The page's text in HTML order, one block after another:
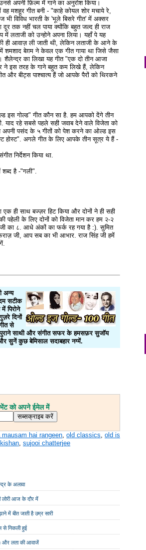
अपनी फ़िल्म में गाने का अनुरोश किया।
मशहूर गीत बनी - "काहे कोयल शोर मचाये रे,
विविध भारती के 'भूले बिसरे गीत' में अक्सर
तक नहीं चल पाया क्योंकि बहुत जल्द ही राज
लताजी को उन्होने अपना लिया। यहाँ पे यह
ही आवाज़ ली जाती थी, लेकिन लताजी के आने के
में शमशाद बेग़म ने केवल एक गीत गाया था जिसे जैसा
शैलेन्द्र का लिखा यह गीत "एक दो तीन आजा
ने इस तरह के गाने बहुत कम लिखे हैं, लेकिन
और बीट्स पाश्चात्य हैं जो आपके पैरों को थिरकने
इस गोल्ड" गीत कौन सा है. हम आपको देंगे तीन
रहे सबसे पहले सही जवाब देने वाले विजेता को
अपनी पसंद के ५ गीतों को पेश करने का ओल्ड इस
होस्ट". अगले गीत के लिए आपके तीन सूत्र ये हैं -
निर्देशन किया था.
है -"गली".
ही साथ बज्ज़र हिट किया और दोनों ने ही सही
के लिए दोनों को विजेता मान कर हम २-२
का ८. आधे अंकों का फर्क रह गया है :). सुमित
जी, आप सब का भी आभार. राज सिंह जी हमें
अन्य
सटीक
पिरोने
दिनों
से
साथी और संगीत सफर के हमसफ़र सुजॉय
सुनें कुछ बेमिसाल सदाबहार नग्में.
को अपने ईमेल में
hai rangeen ,old classics ,old is
,sujooi chatterjee
के अलावा
लोरी आज के दौर में
में बीत जाती है उम्र सारी
से निकली हुई
और लता की आवाजें